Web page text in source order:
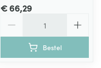
€ 66,29
Bestel